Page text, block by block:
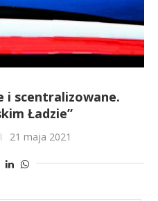
i scentralizowane.
Ładzie”
21 maja 2021